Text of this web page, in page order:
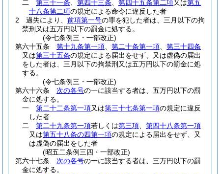
二
第三十一条 第四十三条 第四十五条第二項又は第五
十八条第二項の規定による命令に違反した者
2
過失により、 前項第一号の罪を犯した者は、三月以下の拘
禁刑又は五万円以下の罰金に処する。
(令七条例三・一部改正)
第六十五条
第十九条第一項 第二十条第一項
第三十四条
又は第三十五条の規定による届出をせず、又は虚偽の届出
をした者は、三月以下の拘禁刑又は五万円以下の罰金に処
する。
(令七条例三・一部改正)
第六十六条
次の各号の一に該当する者は、五万円以下の罰
金に処する。
一
第二十二条第一項又は第三十七条第一項の規定に違反
した者
二
第二十九条第一項若しくは第三項
第四十八条第一項
又は第五十八条の四第一項の規定による届出をせず、又
は虚偽の届出をした者
(昭五二条例三四・一部改正)
第六十七条
次の各号の一に該当する者は、三万円以下の罰
金に処する。